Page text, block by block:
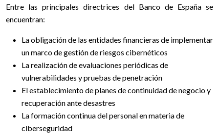
Entre las principales directrices del Banco de España se
encuentran:
La obligación de las entidades financieras de implementar
un marco de gestión de riesgos cibernéticos
La realización de evaluaciones periódicas de
vulnerabilidades y pruebas de penetración
El establecimiento de planes de continuidad de negocio y
recuperación ante desastres
La formación continua del personal en materia de
ciberseguridad